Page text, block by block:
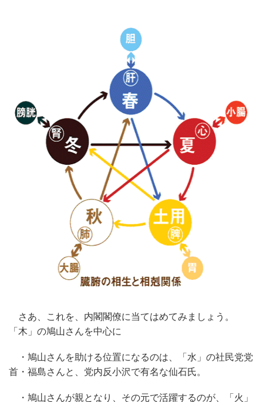
さあ、これを、内閣閣僚に当てはめてみましょう。
「木」の鳩山さんを中心に
・鳩山さんを助ける位置になるのは、「水」の社民党党
首・福島さんと、党内反小沢で有名な仙石氏。
・鳩山さんが親となり、その元で活躍するのが、「火」